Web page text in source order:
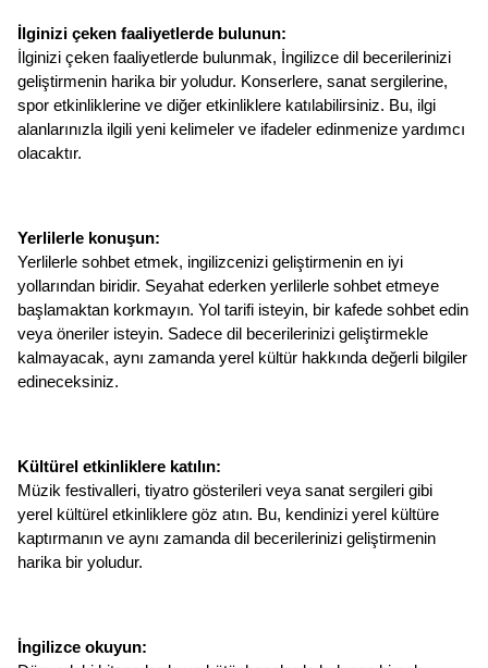
İlginizi çeken faaliyetlerde bulunun:
İlginizi çeken faaliyetlerde bulunmak, İngilizce dil becerilerinizi
geliştirmenin harika bir yoludur. Konserlere, sanat sergilerine,
spor etkinliklerine ve diğer etkinliklere katılabilirsiniz. Bu, ilgi
alanlarınızla ilgili yeni kelimeler ve ifadeler edinmenize yardımcı
olacaktır.
Yerlilerle konuşun:
Yerlilerle sohbet etmek, ingilizcenizi geliştirmenin en iyi
yollarından biridir. Seyahat ederken yerlilerle sohbet etmeye
başlamaktan korkmayın. Yol tarifi isteyin, bir kafede sohbet edin
veya öneriler isteyin. Sadece dil becerilerinizi geliştirmekle
kalmayacak, aynı zamanda yerel kültür hakkında değerli bilgiler
edineceksiniz.
Kültürel etkinliklere katılın:
Müzik festivalleri, tiyatro gösterileri veya sanat sergileri gibi
yerel kültürel etkinliklere göz atın. Bu, kendinizi yerel kültüre
kaptırmanın ve aynı zamanda dil becerilerinizi geliştirmenin
harika bir yoludur.
İngilizce okuyun: